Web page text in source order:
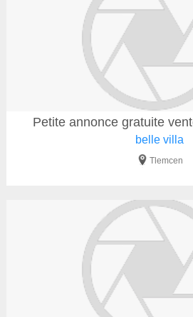
Petite annonce gratuite
belle villa
Tlemcen